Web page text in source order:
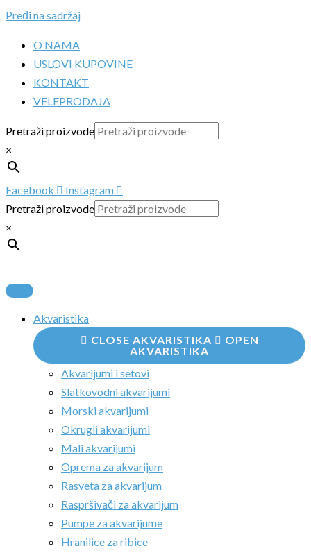
Pređi na sadržaj
O NAMA
USLOVI KUPOVINE
KONTAKT
VELEPRODAJA
Pretraži proizvode
×
Facebook
Instagram
Pretraži proizvode
×
Akvaristika
CLOSE AKVARISTIKA
OPEN
AKVARISTIKA
Akvarijumi i setovi
Slatkovodni akvarijumi
Morski akvarijumi
Okrugli akvarijumi
Mali akvarijumi
Oprema za akvarijum
Rasveta za akvarijum
Raspršivači za akvarijum
Pumpe za akvarijume
Hranilice za ribice